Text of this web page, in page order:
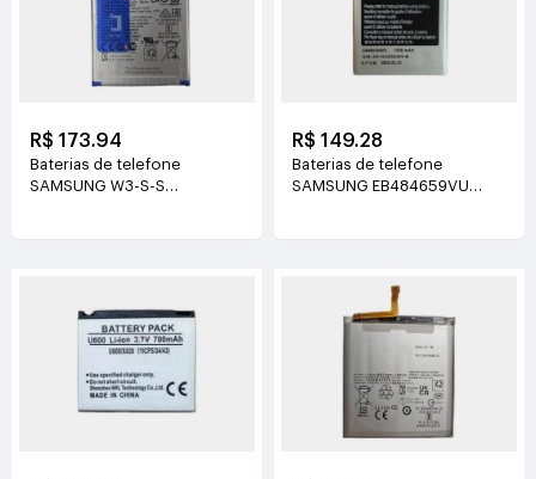
R$ 173.94
Baterias de telefone
SAMSUNG W3-S-S
R$ 149.28
Baterias de telefone
SAMSUNG EB484659VU